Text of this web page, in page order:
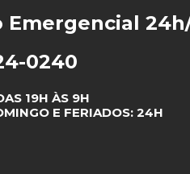
Emergencial
0240
19H ÀS 9H
E FERIADOS: 24H